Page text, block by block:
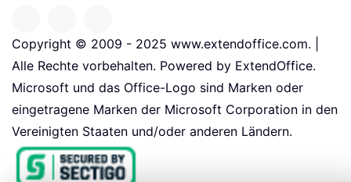
Copyright © 2009 - 2025 www.extendoffice.com. |
Alle Rechte vorbehalten. Powered by ExtendOffice.
Microsoft und das Office-Logo sind Marken oder
eingetragene Marken der Microsoft Corporation in den
Vereinigten Staaten und/oder anderen Ländern.